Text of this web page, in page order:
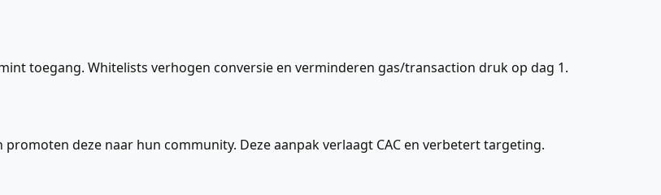
toegang. Whitelists verhogen conversie en verminderen gas/transaction druk op dag 1.
deze naar hun community. Deze aanpak verlaagt CAC en verbetert targeting.